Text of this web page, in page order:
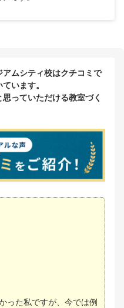
ムシティ校はクチコミで
います。
っていただける教室づく
った私ですが、今では例